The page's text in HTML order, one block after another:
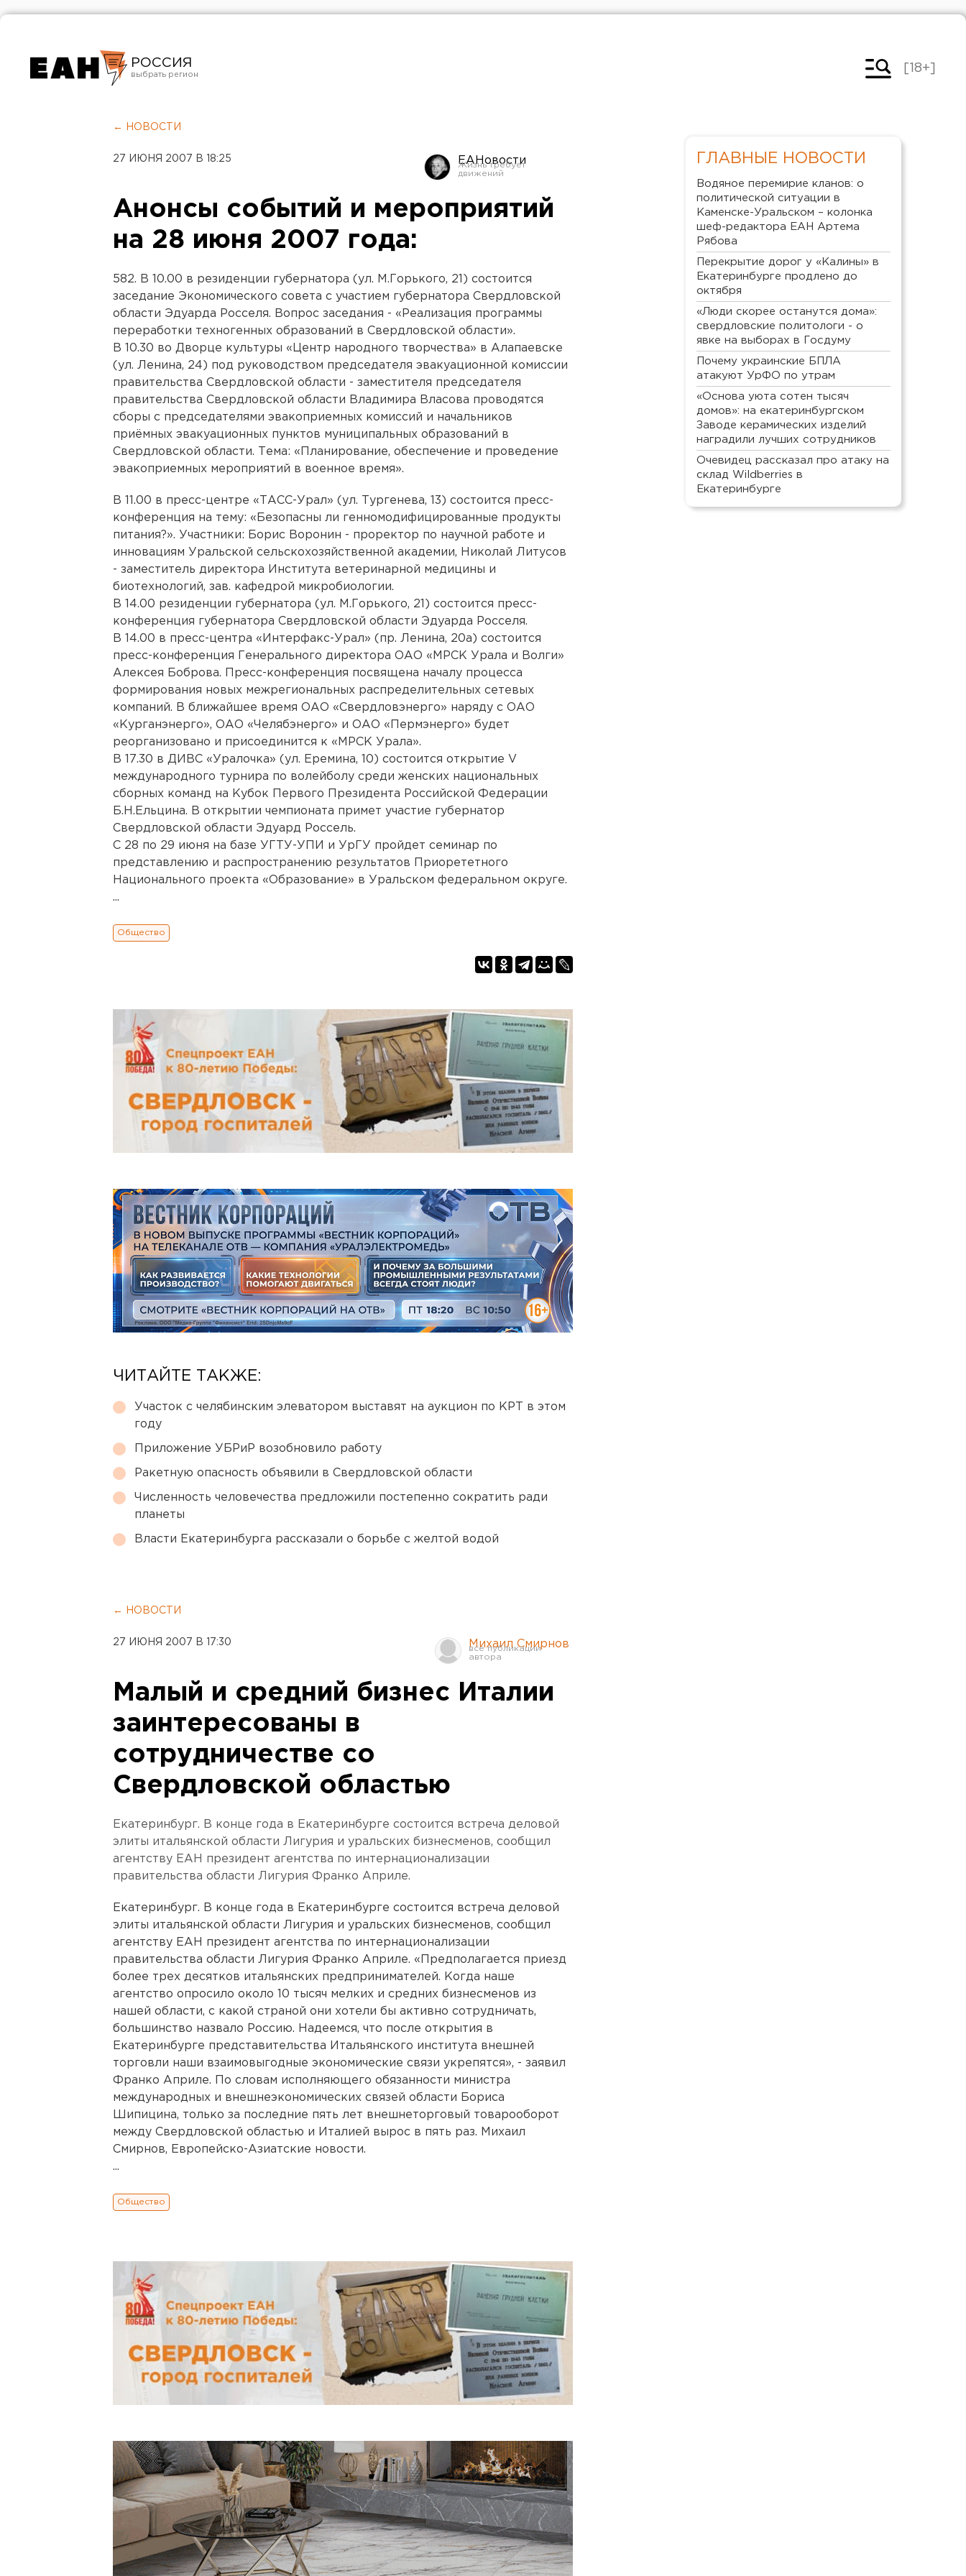
РОССИЯ
Челябинск
[18+]
← НОВОСТИ
27 ИЮНЯ 2007 В 18:25 ЕАНовости
Анонсы событий и мероприятий
на 28 июня 2007 года:
582. В 10.00 в резиденции губернатора (ул. М.Горького, 21) состоится
заседание Экономического совета с участием губернатора Свердловской
области Эдуарда Росселя. Вопрос заседания - «Реализация программы
переработки техногенных образований в Свердловской области».
В 10.30 во Дворце культуры «Центр народного творчества» в Алапаевске
(ул. Ленина, 24) под руководством председателя эвакуационной комиссии
правительства Свердловской области - заместителя председателя
правительства Свердловской области Владимира Власова проводятся
сборы с председателями эвакоприемных комиссий и начальников
приёмных эвакуационных пунктов муниципальных образований в
Свердловской области. Тема: «Планирование, обеспечение и проведение
эвакоприемных мероприятий в военное время».
В 11.00 в пресс-центре «ТАСС-Урал» (ул. Тургенева, 13) состоится пресс-
конференция на тему: «Безопасны ли генномодифицированные продукты
питания?». Участники: Борис Воронин - проректор по научной работе и
инновациям Уральской сельскохозяйственной академии, Николай Литусов
- заместитель директора Института ветеринарной медицины и
биотехнологий, зав. кафедрой микробиологии.
В 14.00 резиденции губернатора (ул. М.Горького, 21) состоится пресс-
конференция губернатора Свердловской области Эдуарда Росселя.
В 14.00 в пресс-центра «Интерфакс-Урал» (пр. Ленина, 20а) состоится
пресс-конференция Генерального директора ОАО «МРСК Урала и Волги»
Алексея Боброва. Пресс-конференция посвящена началу процесса
формирования новых межрегиональных распределительных сетевых
компаний. В ближайшее время ОАО «Свердловэнерго» наряду с ОАО
«Курганэнерго», ОАО «Челябэнерго» и ОАО «Пермэнерго» будет
реорганизовано и присоединится к «МРСК Урала».
В 17.30 в ДИВС «Уралочка» (ул. Еремина, 10) состоится открытие V
международного турнира по волейболу среди женских национальных
сборных команд на Кубок Первого Президента Российской Федерации
Б.Н.Ельцина. В открытии чемпионата примет участие губернатор
Свердловской области Эдуард Россель.
С 28 по 29 июня на базе УГТУ-УПИ и УрГУ пройдет семинар по
представлению и распространению результатов Приорететного
Национального проекта «Образование» в Уральском федеральном округе.
...
Общество
ЧИТАЙТЕ ТАКЖЕ:
Участок с челябинским элеватором выставят на аукцион по КРТ в этом
году
Приложение УБРиР возобновило работу
Ракетную опасность объявили в Свердловской области
Численность человечества предложили постепенно сократить ради
планеты
Власти Екатеринбурга рассказали о борьбе с желтой водой
← НОВОСТИ
27 ИЮНЯ 2007 В 17:30 Михаил Смирнов
Малый и средний бизнес Италии
заинтересованы в
сотрудничестве со
Свердловской областью
Екатеринбург. В конце года в Екатеринбурге состоится встреча деловой
элиты итальянской области Лигурия и уральских бизнесменов, сообщил
агентству ЕАН президент агентства по интернационализации
правительства области Лигурия Франко Априле.
Екатеринбург. В конце года в Екатеринбурге состоится встреча деловой
элиты итальянской области Лигурия и уральских бизнесменов, сообщил
агентству ЕАН президент агентства по интернационализации
правительства области Лигурия Франко Априле. «Предполагается приезд
более трех десятков итальянских предпринимателей. Когда наше
агентство опросило около 10 тысяч мелких и средних бизнесменов из
нашей области, с какой страной они хотели бы активно сотрудничать,
большинство назвало Россию. Надеемся, что после открытия в
Екатеринбурге представительства Итальянского института внешней
торговли наши взаимовыгодные экономические связи укрепятся», - заявил
Франко Априле. По словам исполняющего обязанности министра
международных и внешнеэкономических связей области Бориса
Шипицина, только за последние пять лет внешнеторговый товарооборот
между Свердловской областью и Италией вырос в пять раз. Михаил
Смирнов, Европейско-Азиатские новости.
...
Общество
ГЛАВНЫЕ НОВОСТИ
Водяное перемирие кланов: о
политической ситуации в
Каменске-Уральском – колонка
шеф-редактора ЕАН Артема
Рябова
Перекрытие дорог у «Калины» в
Екатеринбурге продлено до
октября
«Люди скорее останутся дома»:
свердловские политологи - о
явке на выборах в Госдуму
Почему украинские БПЛА
атакуют УрФО по утрам
«Основа уюта сотен тысяч
домов»: на екатеринбургском
Заводе керамических изделий
наградили лучших сотрудников
Очевидец рассказал про атаку на
склад Wildberries в
Екатеринбурге